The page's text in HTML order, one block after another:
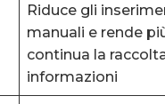
Riduce gli
manuali e rende
continua la
informazioni